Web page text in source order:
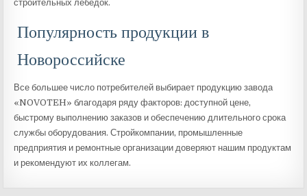
строительных лебедок.
Популярность продукции в
Новороссийске
Все большее число потребителей выбирает продукцию завода
«NOVOTEH» благодаря ряду факторов: доступной цене,
быстрому выполнению заказов и обеспечению длительного срока
службы оборудования. Стройкомпании, промышленные
предприятия и ремонтные организации доверяют нашим продуктам
и рекомендуют их коллегам.